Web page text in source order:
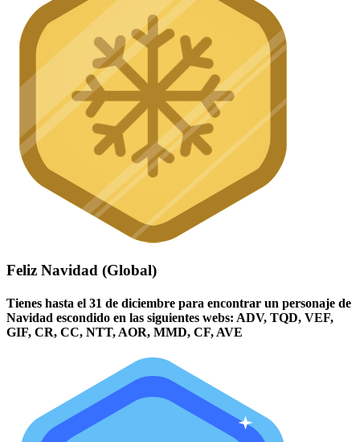
Feliz Navidad (Global)
Tienes hasta el 31 de diciembre para encontrar un personaje de
Navidad escondido en las siguientes webs: ADV, TQD, VEF,
GIF, CR, CC, NTT, AOR, MMD, CF, AVE